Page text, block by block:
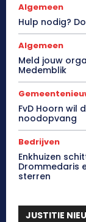
Algemeen
Hulp nodig?
Algemeen
Meld jouw
Medemblik
FvD Hoorn wil
noodopvang
Bedrijven
Enkhuizen
Drommedaris
sterren
JUSTITIE